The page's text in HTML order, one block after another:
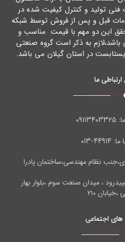
فنی تولید و کنترل کیفیت شده در
قبل و پس از فروش توسط شبکه
این دو مهم با قیمت مناسب و
باشد،لازم به ذکر است گروه صنعتی
در استان گیلان می باشد.
ما
۰۹۱۱۳۴۰۳۳۲۵
ما: ۴۴۹۱۴-۰۱۳
نظام مهندسی،ساختمان پادرا
، میدان صنعت سوم ،بلوار بهار
۲۱۰
اجتماعی